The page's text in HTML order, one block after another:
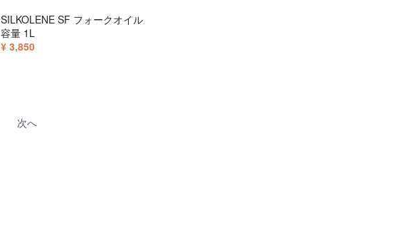
SILKOLENE SF フォークオイル
容量 1L
¥ 3,850
次へ